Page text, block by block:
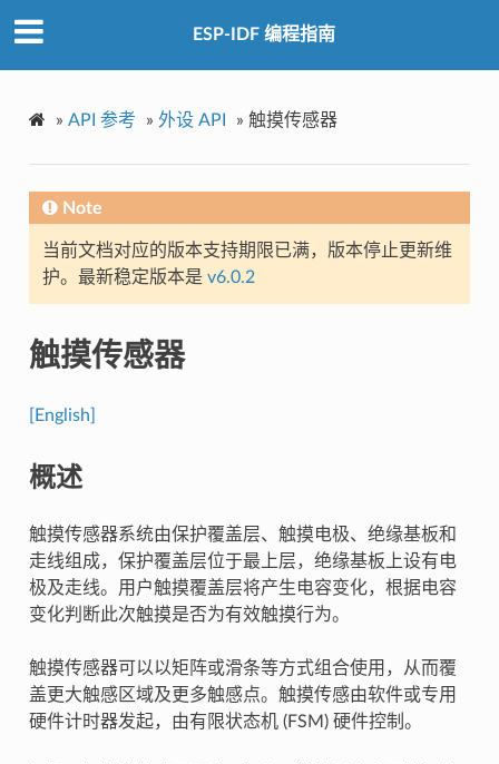
ESP-IDF 编程指南
» API 参考 » 外设 API » 触摸传感器
Note
当前文档对应的版本支持期限已满，版本停止更新维
护。最新稳定版本是 v6.0.2
触摸传感器
[English]
概述
触摸传感器系统由保护覆盖层、触摸电极、绝缘基板和
走线组成，保护覆盖层位于最上层，绝缘基板上设有电
极及走线。用户触摸覆盖层将产生电容变化，根据电容
变化判断此次触摸是否为有效触摸行为。
触摸传感器可以以矩阵或滑条等方式组合使用，从而覆
盖更大触感区域及更多触感点。触摸传感由软件或专用
硬件计时器发起，由有限状态机 (FSM) 硬件控制。